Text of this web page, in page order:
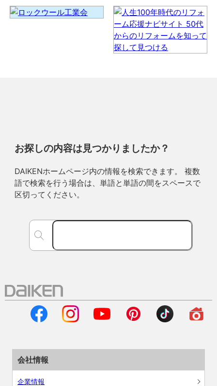
お探しの内容は見つかりましたか？
DAIKENホームページ内の情報を検索できます。 複数
語で検索を行う場合は、単語と単語の間をスペースで
区切ってください。
会社情報
企業情報